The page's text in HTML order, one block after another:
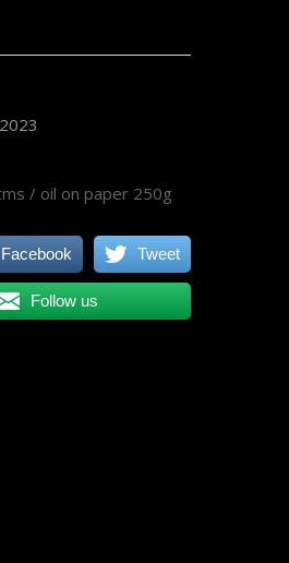
/ oil on paper 250g
Tweet
Follow us